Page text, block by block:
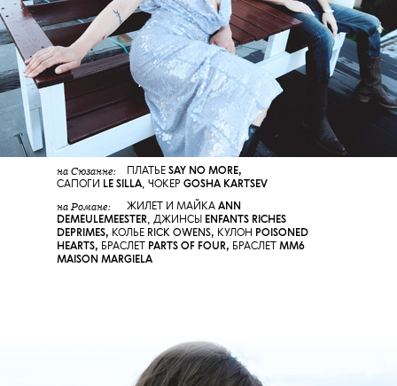
на Сюзанне: ПЛАТЬЕ SAY NO MORE,
САПОГИ LE SILLA, ЧОКЕР GOSHA KARTSEV
на Романе: ЖИЛЕТ И МАЙКА ANN
DEMEULEMEESTER, ДЖИНСЫ
ENFANTS RICHES
DEPRIMES, КОЛЬЕ RICK OWENS, КУЛОН POISONED
HEARTS, БРАСЛЕТ PARTS OF FOUR, БРАСЛЕТ MM6
MAISON MARGIELA